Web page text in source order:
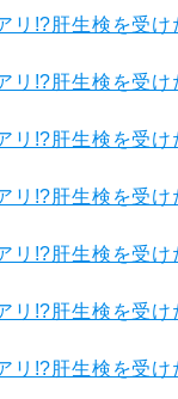
リ!?肝生検を受け
リ!?肝生検を受け
リ!?肝生検を受け
リ!?肝生検を受け
リ!?肝生検を受け
リ!?肝生検を受け
リ!?肝生検を受け